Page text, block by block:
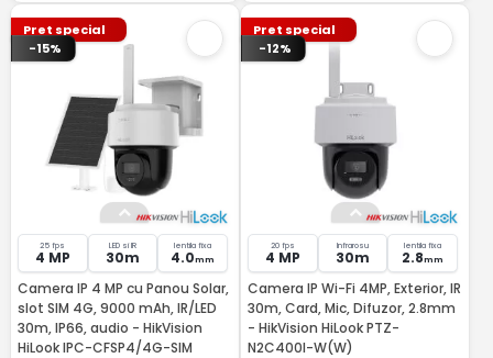
Pret special
-15%
25 fps
4 MP
LED si IR
30m
lentila fixa
4.0mm
Camera IP 4 MP cu Panou Solar,
slot SIM 4G, 9000 mAh, IR/LED
30m, IP66, audio - HikVision
HiLook IPC-CFSP4/4G-SIM
Pret special
-12%
20 fps
4 MP
Infrarosu
30m
lentila fixa
2.8mm
Camera IP Wi-Fi 4MP, Exterior, IR
30m, Card, Mic, Difuzor, 2.8mm
- HikVision HiLook PTZ-
N2C400I-W(W)